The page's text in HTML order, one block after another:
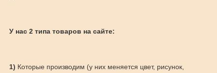
У нас 2 типа товаров на сайте:
1) Которые производим (у них меняется цвет, рисунок,